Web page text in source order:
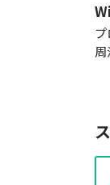
で
薪
プ
周